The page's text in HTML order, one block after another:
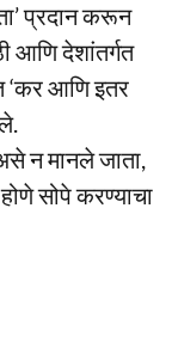
प्रदान करून
आणि देशांतर्गत
‘कर आणि इतर
न मानले जाता,
सोपे करण्याचा